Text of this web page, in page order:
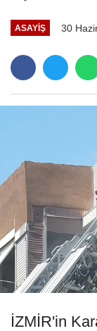
ASAYIŞ 30
İZMİR'in